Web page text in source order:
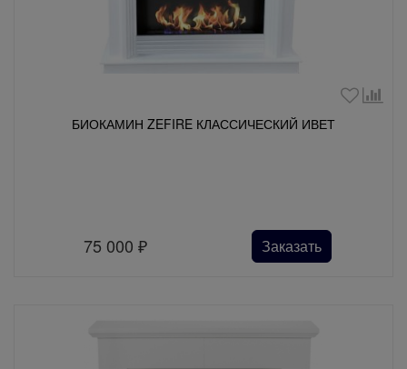
БИОКАМИН ZEFIRE КЛАССИЧЕСКИЙ ИВЕТ
75 000₽ Заказать